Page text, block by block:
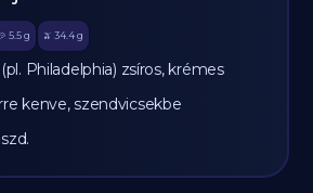
5.5g 🫒 34.4 g
Philadelphia) zsíros, krémes
kenve, szendvicsekbe